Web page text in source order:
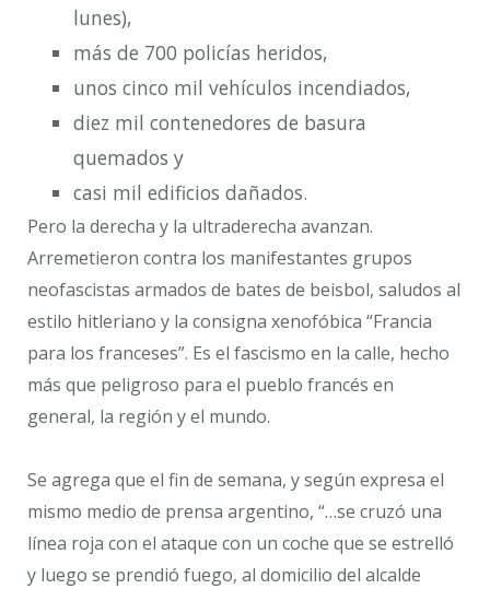
lunes),
más de 700 policías heridos,
unos cinco mil vehículos incendiados,
diez mil contenedores de basura
quemados y
casi mil edificios dañados.
Pero la derecha y la ultraderecha avanzan.
Arremetieron contra los manifestantes grupos
neofascistas armados de bates de beisbol, saludos al
estilo hitleriano y la consigna xenofóbica “Francia
para los franceses”. Es el fascismo en la calle, hecho
más que peligroso para el pueblo francés en
general, la región y el mundo.
Se agrega que el fin de semana, y según expresa el
mismo medio de prensa argentino, “…se cruzó una
línea roja con el ataque con un coche que se estrelló
y luego se prendió fuego, al domicilio del alcalde